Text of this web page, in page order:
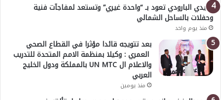
هايدي البارودي تعود بـ “واحدة غيري” وتستعد لمفاجآت فنية
وحفلات بالساحل الشمالي
منذ يوم واحد
بعد تتويجه قائدا مؤثرا في القطاع الصحي
العمري : وكيلا بمنظمة الامم المتحدة للتدريب
والاعلام ال UN MTC بالمملكة ودول الخليج
العربي
منذ يومين